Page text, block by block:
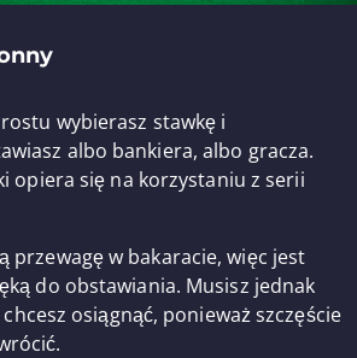
wybierasz stawkę i
albo bankiera, albo gracza.
opiera się na korzystaniu z serii
przewagę w bakaracie, więc jest
do obstawiania. Musisz jednak
osiągnąć, ponieważ szczęście